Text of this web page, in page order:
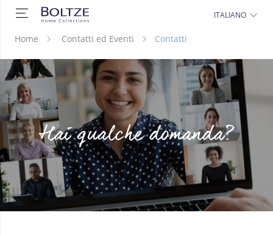
ITALIANO
Home Contatti ed Eventi Contatti
Hai qualche domanda?